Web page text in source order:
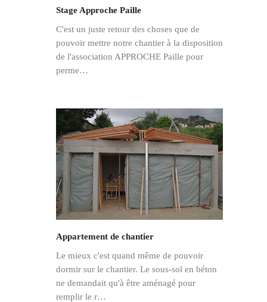
Stage Approche Paille
C'est un juste retour des choses que de
pouvoir mettre notre chantier à la disposition
de l'association APPROCHE Paille pour
perme…
Appartement de chantier
Le mieux c'est quand même de pouvoir
dormir sur le chantier. Le sous-sol en béton
ne demandait qu'à être aménagé pour
remplir le r…